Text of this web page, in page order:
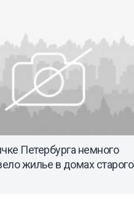
Петербурга немного
жилье в домах старого